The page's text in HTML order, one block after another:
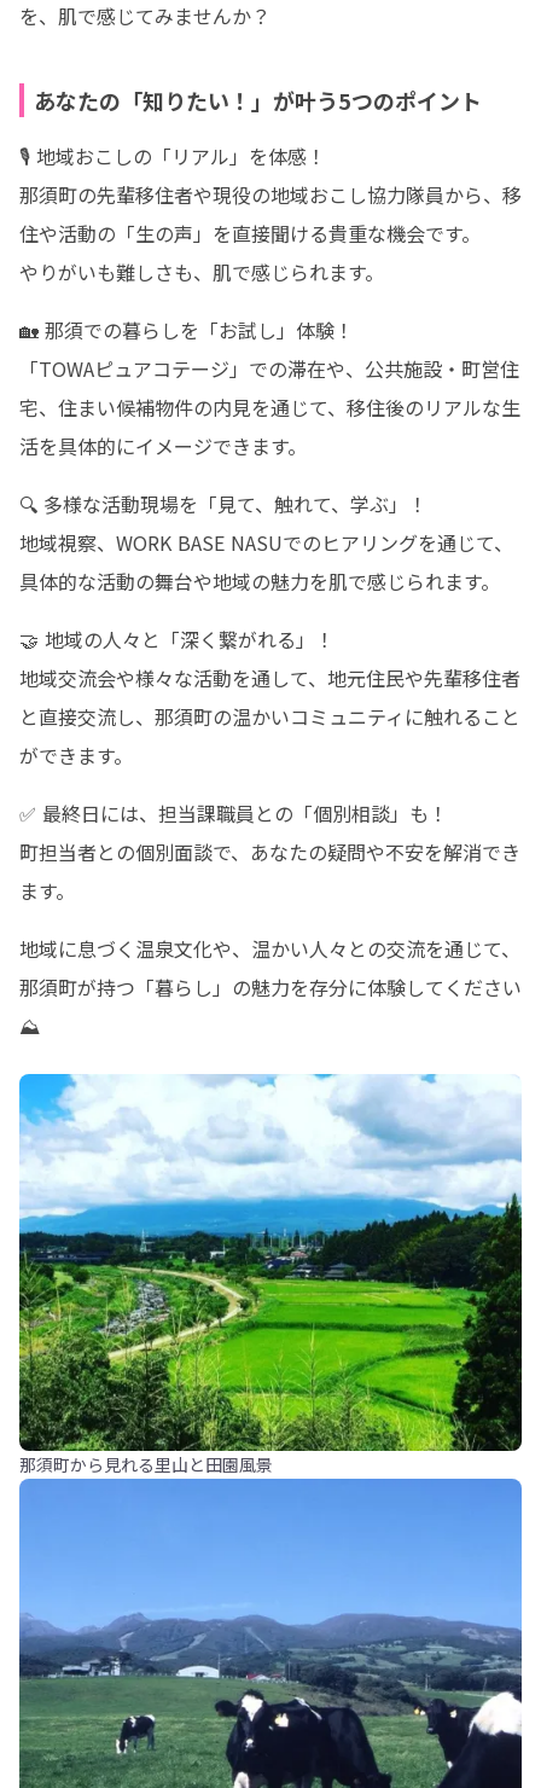
を、肌で感じてみませんか？
あなたの「知りたい！」が叶う5つのポイント
🎙️ 地域おこしの「リアル」を体感！
那須町の先輩移住者や現役の地域おこし協力隊員から、移
住や活動の「生の声」を直接聞ける貴重な機会です。
やりがいも難しさも、肌で感じられます。
🏡 那須での暮らしを「お試し」体験！
「TOWAピュアコテージ」での滞在や、公共施設・町営住
宅、住まい候補物件の内見を通じて、移住後のリアルな生
活を具体的にイメージできます。
🔍 多様な活動現場を「見て、触れて、学ぶ」！
地域視察、WORK BASE NASUでのヒアリングを通じて、
具体的な活動の舞台や地域の魅力を肌で感じられます。
🤝 地域の人々と「深く繋がれる」！
地域交流会や様々な活動を通して、地元住民や先輩移住者
と直接交流し、那須町の温かいコミュニティに触れること
ができます。
✅ 最終日には、担当課職員との「個別相談」も！
町担当者との個別面談で、あなたの疑問や不安を解消でき
ます。
地域に息づく温泉文化や、温かい人々との交流を通じて、
那須町が持つ「暮らし」の魅力を存分に体験してください
⛰️
那須町から見れる里山と田園風景